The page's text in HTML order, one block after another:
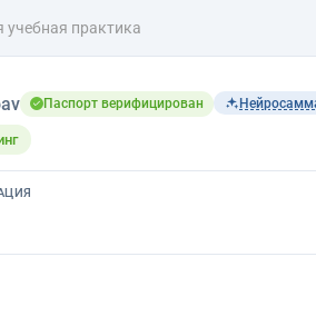
учебная практика
Паспорт верифицирован